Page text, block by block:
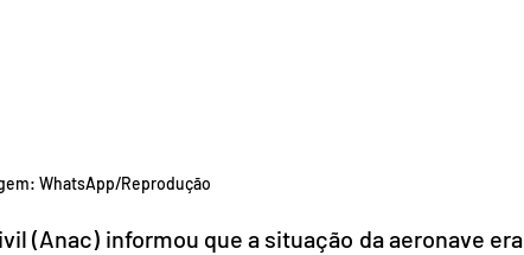
WhatsApp/Reprodução
(Anac) informou que a situação da aeronave era